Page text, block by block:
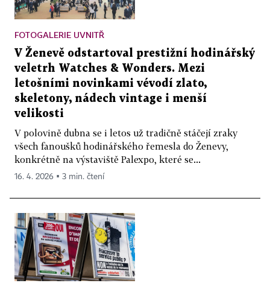
FOTOGALERIE UVNITŘ
V Ženevě odstartoval prestižní hodinářský
veletrh Watches & Wonders. Mezi
letošními novinkami vévodí zlato,
skeletony, nádech vintage i menší
velikosti
V polovině dubna se i letos už tradičně stáčejí zraky
všech fanoušků hodinářského řemesla do Ženevy,
konkrétně na výstaviště Palexpo, které se...
16. 4. 2026 ▪ 3 min. čtení